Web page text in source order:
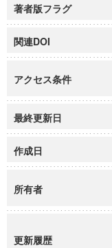
著者版フラグ
関連DOI
アクセス条件
最終更新日
作成日
所有者
更新履歴